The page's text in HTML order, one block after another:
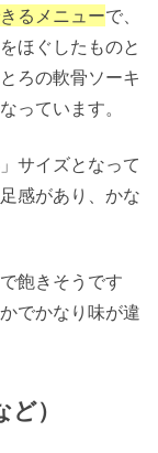
るメニューで、
ほぐしたものと
ろの軟骨ソーキ
っています。
サイズとなって
感があり、かな
飽きそうです
でかなり味が違
）